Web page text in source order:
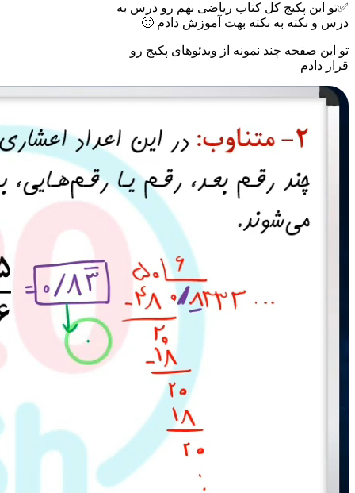
✅تو این پکیج کل کتاب ریاضی نهم رو درس به
درس و نکته به نکته بهت آموزش دادم 🙂
تو این صفحه چند نمونه از ویدئوهای پکیج رو
قرار دادم